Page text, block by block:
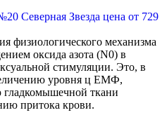
физиологического механизма
оксида азота (N0) в
стимуляции. Это, в
уровня ц ЕМФ,
ткани
притока крови.